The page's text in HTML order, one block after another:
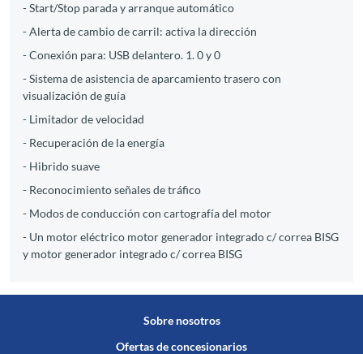
- Start/Stop parada y arranque automático
- Alerta de cambio de carril: activa la dirección
- Conexión para: USB delantero. 1. 0 y 0
- Sistema de asistencia de aparcamiento trasero con
visualización de guía
- Limitador de velocidad
- Recuperación de la energía
- Hibrido suave
- Reconocimiento señales de tráfico
- Modos de conducción con cartografía del motor
- Un motor eléctrico motor generador integrado c/ correa BISG
y motor generador integrado c/ correa BISG
Sobre nosotros
Ofertas de concesionarios